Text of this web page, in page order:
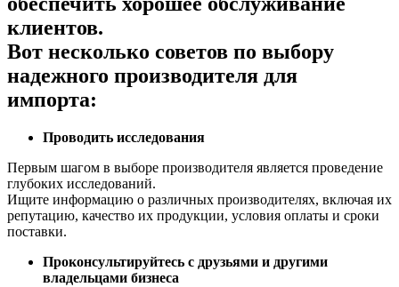
клиентов.
Вот несколько советов по выбору
надежного производителя для
импорта:
Проводить исследования
Первым шагом в выборе производителя является проведение
глубоких исследований.
Ищите информацию о различных производителях, включая их
репутацию, качество их продукции, условия оплаты и сроки
поставки.
Проконсультируйтесь с друзьями и другими
владельцами бизнеса